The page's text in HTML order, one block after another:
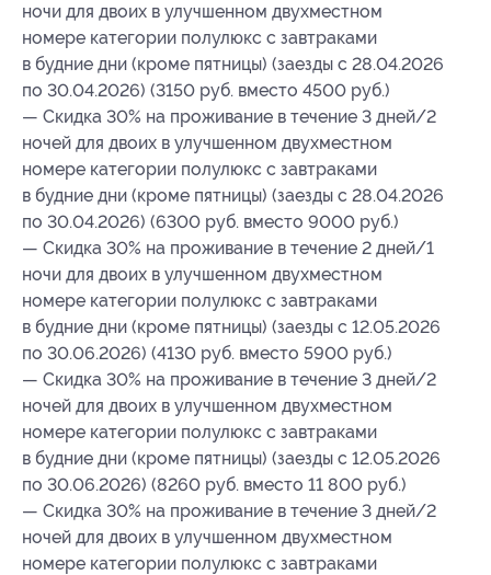
ночи для двоих в улучшенном двухместном
номере категории полулюкс с завтраками
в будние дни (кроме пятницы) (заезды с 28.04.2026
по 30.04.2026) (3150 руб. вместо 4500 руб.)
— Скидка 30% на проживание в течение 3 дней/2
ночей для двоих в улучшенном двухместном
номере категории полулюкс с завтраками
в будние дни (кроме пятницы) (заезды с 28.04.2026
по 30.04.2026) (6300 руб. вместо 9000 руб.)
— Скидка 30% на проживание в течение 2 дней/1
ночи для двоих в улучшенном двухместном
номере категории полулюкс с завтраками
в будние дни (кроме пятницы) (заезды с 12.05.2026
по 30.06.2026) (4130 руб. вместо 5900 руб.)
— Скидка 30% на проживание в течение 3 дней/2
ночей для двоих в улучшенном двухместном
номере категории полулюкс с завтраками
в будние дни (кроме пятницы) (заезды с 12.05.2026
по 30.06.2026) (8260 руб. вместо 11 800 руб.)
— Скидка 30% на проживание в течение 3 дней/2
ночей для двоих в улучшенном двухместном
номере категории полулюкс с завтраками